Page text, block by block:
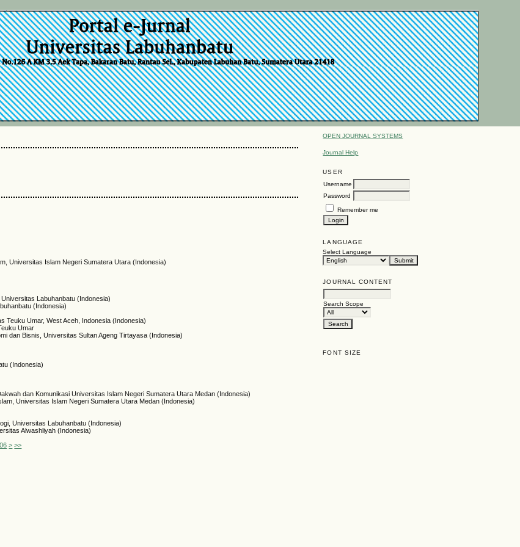
OPEN JOURNAL SYSTEMS
Journal Help
USER
Username
Password
Remember me
LANGUAGE
Select Language
JOURNAL CONTENT
Search Scope
FONT SIZE
Universitas Islam Negeri Sumatera Utara (Indonesia)
Labuhanbatu (Indonesia)
(Indonesia)
Teuku Umar, West Aceh, Indonesia (Indonesia)
Umar
dan Bisnis, Universitas Sultan Ageng Tirtayasa (Indonesia)
(Indonesia)
dan Komunikasi Universitas Islam Negeri Sumatera Utara Medan (Indonesia)
Universitas Islam Negeri Sumatera Utara Medan (Indonesia)
Universitas Labuhanbatu (Indonesia)
Alwashliyah (Indonesia)
> >>